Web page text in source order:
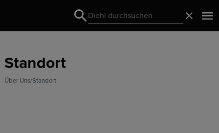
Search
Search
Standort
Über Uns Standort